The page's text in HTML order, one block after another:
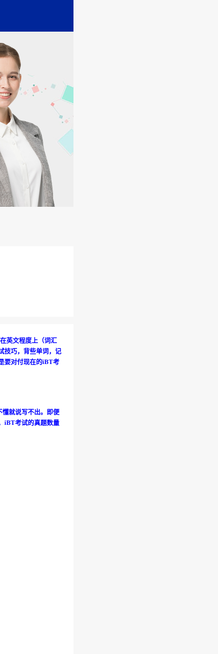
英文程度上（词汇
技巧，背些单词，记
要对付现在的iBT考
就说写不出。即便
iBT考试的真题数量